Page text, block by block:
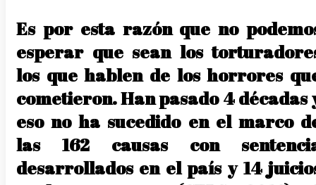
Es por esta razón que no
esperar que sean los
los que hablen de los horrores
cometieron. Han pasado 4 décadas
eso no ha sucedido en el marco
las 162 causas con
desarrollados en el país y 14